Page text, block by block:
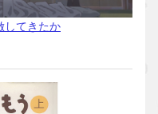
してきたか